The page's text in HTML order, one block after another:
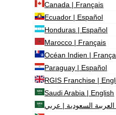
Canada | Français
Ecuador | Español
Honduras | Español
Marocco | Français
Océan Indien |
Paraguay | Español
RGIS Franchise |
Saudi Arabia | English
العربية السعودية | عربي